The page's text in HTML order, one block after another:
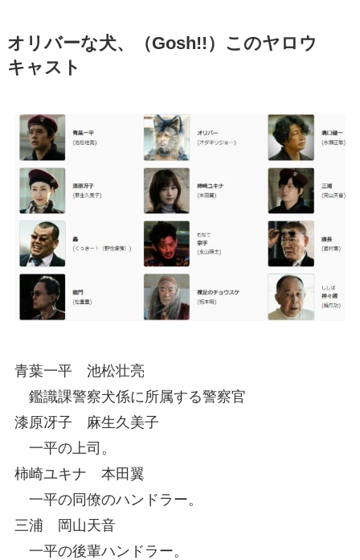
オリバーな犬、（Gosh!!）このヤロウ
キャスト
青葉一平 池松壮亮
鑑識課警察犬係に所属する警察官
漆原冴子 麻生久美子
一平の上司。
柿崎ユキナ 本田翼
一平の同僚のハンドラー。
三浦 岡山天音
一平の後輩ハンドラー。